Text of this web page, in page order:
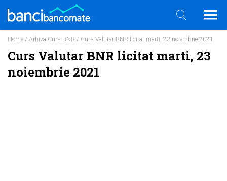
Home / Arhiva Curs BNR / Curs Valutar BNR licitat marti, 23 noiembrie 2021
Curs Valutar BNR licitat marti, 23
noiembrie 2021